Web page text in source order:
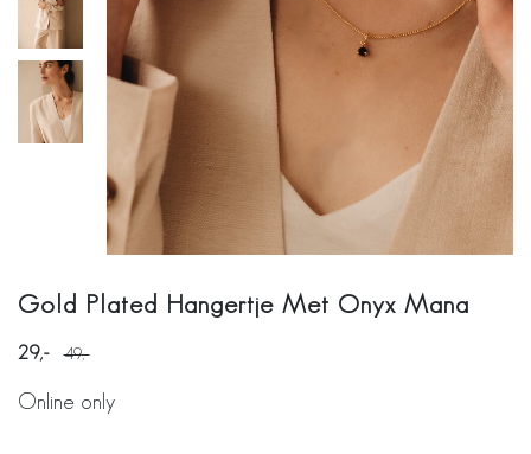
Gold Plated Hangertje Met Onyx Mana
29 49
Online only